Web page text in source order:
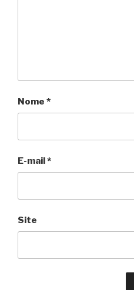
Nome *
E-mail*
Site